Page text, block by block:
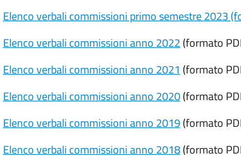
Elenco verbali commissioni primo semestre 2023
Elenco verbali commissioni anno 2022(formato
Elenco verbali commissioni anno 2021(formato
Elenco verbali commissioni anno 2020(formato
Elenco verbali commissioni anno 2019(formato
Elenco verbali commissioni anno 2018(formato